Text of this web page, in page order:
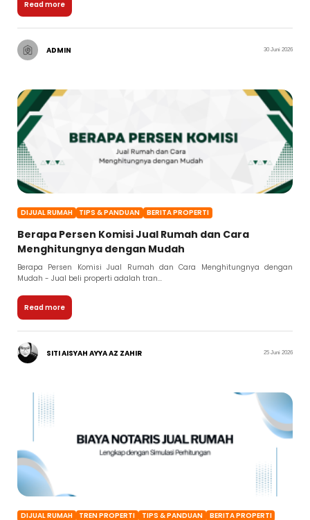
Read more
ADMIN 30 Juni 2026
DIJUAL RUMAH TIPS & PANDUAN BERITA PROPERTI
Berapa Persen Komisi Jual Rumah dan Cara
Menghitungnya dengan Mudah
Berapa Persen Komisi Jual Rumah dan Cara Menghitungnya dengan
Mudah - Jual beli properti adalah tran...
Read more
SITI AISYAH AYYA AZ ZAHIR 25 Juni 2026
DIJUAL RUMAH TREN PROPERTI TIPS & PANDUAN BERITA PROPERTI